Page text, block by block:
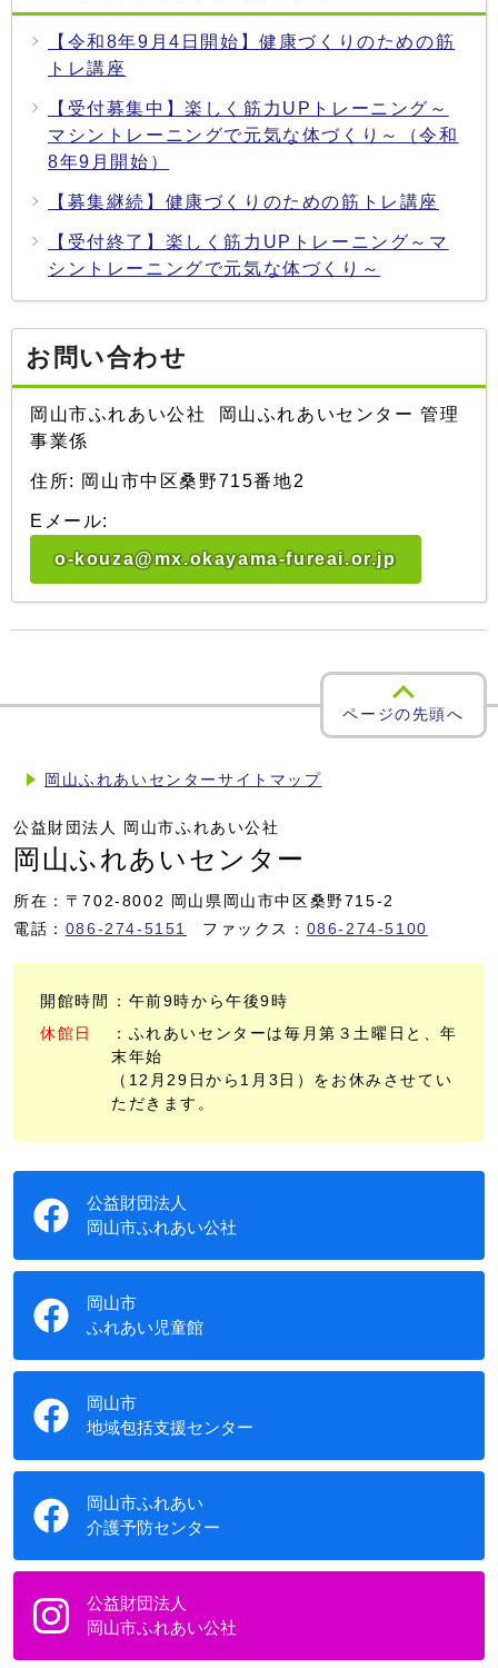
【令和8年9月4日開始】健康づくりのための筋
トレ講座
【受付募集中】楽しく筋力UPトレーニング～
マシントレーニングで元気な体づくり～（令和
8年9月開始）
【募集継続】健康づくりのための筋トレ講座
【受付終了】楽しく筋力UPトレーニング～マ
シントレーニングで元気な体づくり～
お問い合わせ
岡山市ふれあい公社 岡山ふれあいセンター 管理
事業係
住所: 岡山市中区桑野715番地2
Eメール:
o-kouza@mx.okayama-fureai.or.jp
ページの先頭へ
岡山ふれあいセンターサイトマップ
公益財団法人 岡山市ふれあい公社
岡山ふれあいセンター
所在：〒702-8002 岡山県岡山市中区桑野715-2
電話： 086-274-5151 ファックス： 086-274-5100
開館時間
：午前9時から午後9時
休館日
：ふれあいセンターは毎月第３土曜日と、年
末年始
（12月29日から1月3日）をお休みさせてい
ただきます。
公益財団法人
岡山市ふれあい公社
岡山市
ふれあい児童館
岡山市
地域包括支援センター
岡山市ふれあい
介護予防センター
公益財団法人
岡山市ふれあい公社